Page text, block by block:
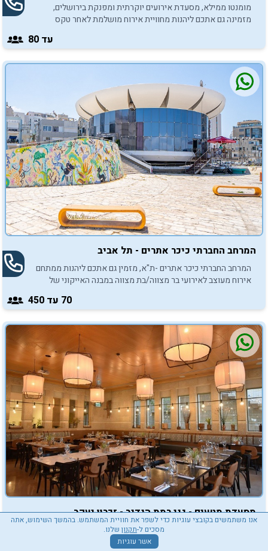
מומנטו ממילא, מסעדת אירועים יוקרתית ומפנקת בירושלים,
מזמינה גם אתכם ליהנות מחוויית אירוח מושלמת לאחר טקס
עד 80
המרחב החברתי כיכר אתרים - תל אביב
המרחב החברתי כיכר אתרים -ת"א, מזמין גם אתכם ליהנות ממתחם
אירוח מעוצב לאירועי בר מצווה/בת מצווה במבנה האייקוני של
70 עד 450
מסעדת מטעים - גני רמת הנדיב - זכרון יעקב
מטעים, מקום מיוחד לאירועים בשמורת הטבע רמת הנשיא - זיכרון
יעקב, מזמין אתכם ליהנות מהמקום הכי טוב לאירועי בר/בת מצווה
אנו משתמשים בקובצי עוגיות כדי לשפר את חוויית המשתמש. בהמשך השימוש, אתה
מסכים ל-תקנון שלנו.
אשר עוגיות